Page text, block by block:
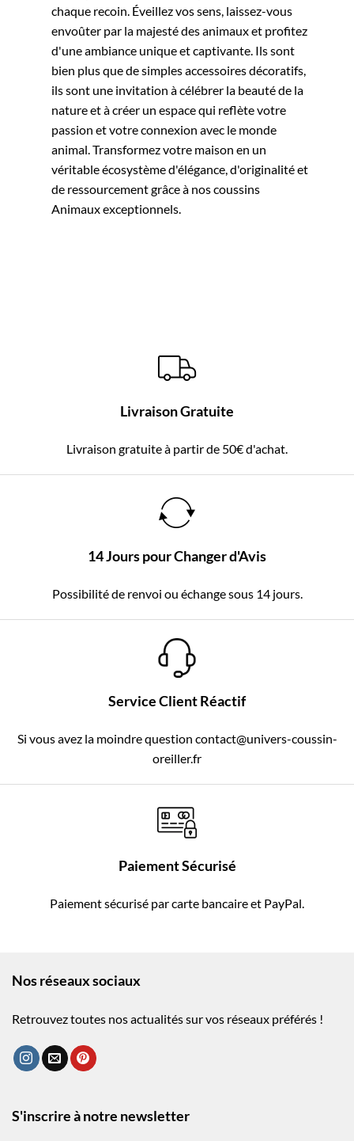
chaque recoin. Éveillez vos sens, laissez-vous
envoûter par la majesté des animaux et profitez
d'une ambiance unique et captivante. Ils sont
bien plus que de simples accessoires décoratifs,
ils sont une invitation à célébrer la beauté de la
nature et à créer un espace qui reflète votre
passion et votre connexion avec le monde
animal. Transformez votre maison en un
véritable écosystème d'élégance, d'originalité et
de ressourcement grâce à nos coussins
Animaux exceptionnels.
Livraison Gratuite
Livraison gratuite à partir de 50€ d'achat.
14 Jours pour Changer d'Avis
Possibilité de renvoi ou échange sous 14 jours.
Service Client Réactif
Si vous avez la moindre question contact@univers-coussin-
oreiller.fr
Paiement Sécurisé
Paiement sécurisé par carte bancaire et PayPal.
Nos réseaux sociaux
Retrouvez toutes nos actualités sur vos réseaux préférés !
S'inscrire à notre newsletter